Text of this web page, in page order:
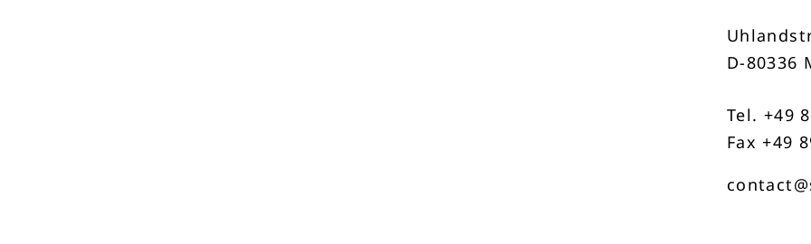
D-80336
Tel. +49
Fax +49